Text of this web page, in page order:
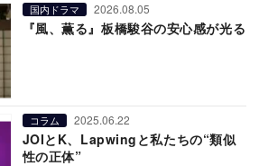
国内ドラマ 2026.08.05
『風、薫る』板橋駿谷の安心感が光る
コラム 2025.06.22
JOIとK、Lapwingと私たちの“類似
性の正体”